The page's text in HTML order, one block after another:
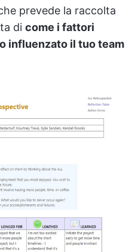
prevede la raccolta
di come i fattori
influenzato il tuo team